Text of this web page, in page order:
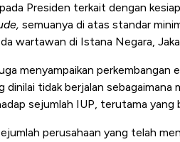
Presiden terkait dengan
semuanya di atas standar
wartawan di Istana Negara,
menyampaikan perkembangan
dinilai tidak berjalan
sejumlah IUP, terutama yang
perusahaan yang telah